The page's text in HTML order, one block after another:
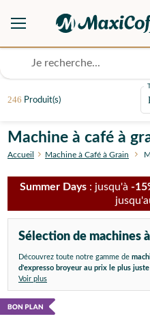
Machine à café à
Accueil Machine à Café à Grain
Summer Days : jusqu'à -
Sélection de machines
Découvrez toute notre gamme de
d'expresso broyeur au prix le plus juste
Voir plus
246 Produit(s)